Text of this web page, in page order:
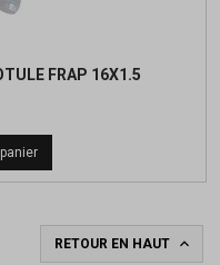
FRAP 16X1.5
RETOUR EN HAUT 